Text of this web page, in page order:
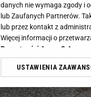
danych nie wymaga zgody i
lub Zaufanych Partnerów.
lub przez kontakt z
Więcej informacji o
Prywatności Agora S.A.
Klikając „Akceptuję”
dotyczące plików cookie,
USTAWIENIA